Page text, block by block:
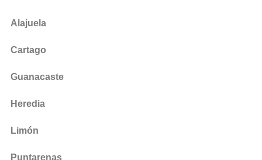
Alajuela
Cartago
Guanacaste
Heredia
Limón
Puntarenas